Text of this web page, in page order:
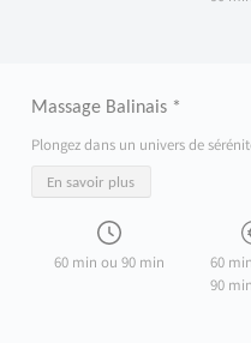
Massage Balinais *
Plongez dans un univers de
En savoir plus
60 min ou 90 min
60
90